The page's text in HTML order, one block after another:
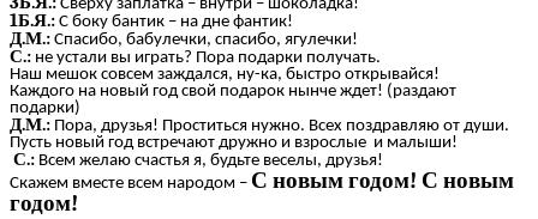
Сверху заплатка – внутри – шоколадка!
1Б.Я.: С боку бантик – на дне фантик!
Д.М.: Спасибо, бабулечки, спасибо, ягулечки!
С.: не устали вы играть? Пора подарки получать.
Наш мешок совсем заждался, ну-ка, быстро открывайся!
Каждого на новый год свой подарок нынче ждет! (раздают
подарки)
Д.М.: Пора, друзья! Проститься нужно. Всех поздравляю от души.
Пусть новый год встречают дружно и взрослые и малыши!
С.: Всем желаю счастья я, будьте веселы, друзья!
Скажем вместе всем народом – С новым годом! С новым
годом!